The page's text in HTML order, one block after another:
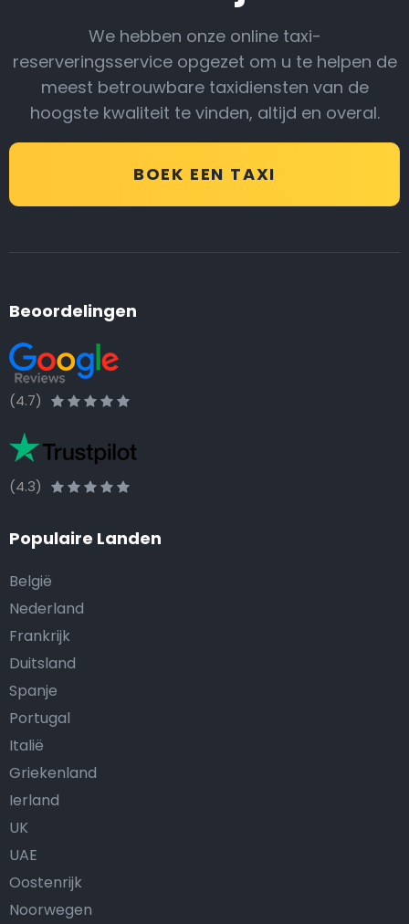
We hebben onze online taxi-
reserveringsservice opgezet om u te helpen de
meest betrouwbare taxidiensten van de
hoogste kwaliteit te vinden, altijd en overal.
BOEK EEN TAXI
Beoordelingen
(4.7)
(4.3)
Populaire Landen
België
Nederland
Frankrijk
Duitsland
Spanje
Portugal
Italië
Griekenland
Ierland
UK
UAE
Oostenrijk
Noorwegen